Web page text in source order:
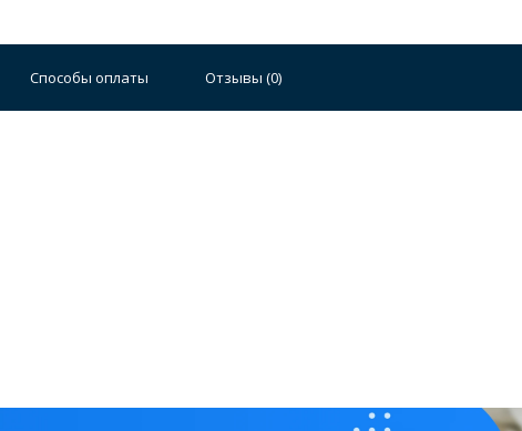
Способы оплаты Отзывы (0)